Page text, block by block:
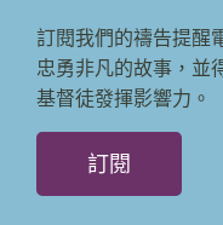
訂閱我們的禱告提醒
忠勇非凡的故事，並
基督徒發揮影響力。
訂閱